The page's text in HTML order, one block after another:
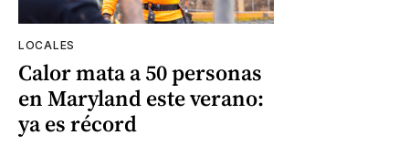
LOCALES
Calor mata a 50 personas
en Maryland este verano:
ya es récord